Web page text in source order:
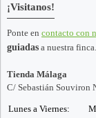
¡Visitanos!
Ponte en contacto con
guiadas a nuestra finca.
Tienda Málaga
C/ Sebastián Souviron
Lunes a Viernes: